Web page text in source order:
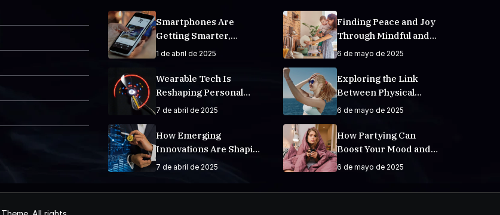
Smartphones Are
Getting Smarter,
Integrating AI Everyday
1 de abril de 2025
Wearable Tech Is
Reshaping Personal
Fitness Tracking
7 de abril de 2025
How Emerging
Innovations Are Shaping
The Future
7 de abril de 2025
Finding Peace and Joy
Through Mindful and
Empathetic Practices
6 de mayo de 2025
Exploring the Link
Between Physical
Fitness and Mental
6 de mayo de 2025
How Partying Can
Boost Your Mood and
Increase Happiness
6 de mayo de 2025